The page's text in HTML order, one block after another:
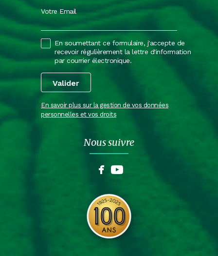
Votre Email
En soumettant ce formulaire, j'accepte de
recevoir régulièrement la lettre d'information
par courrier électronique.
En savoir plus sur la gestion de vos données
personnelles et vos droits
Nous suivre